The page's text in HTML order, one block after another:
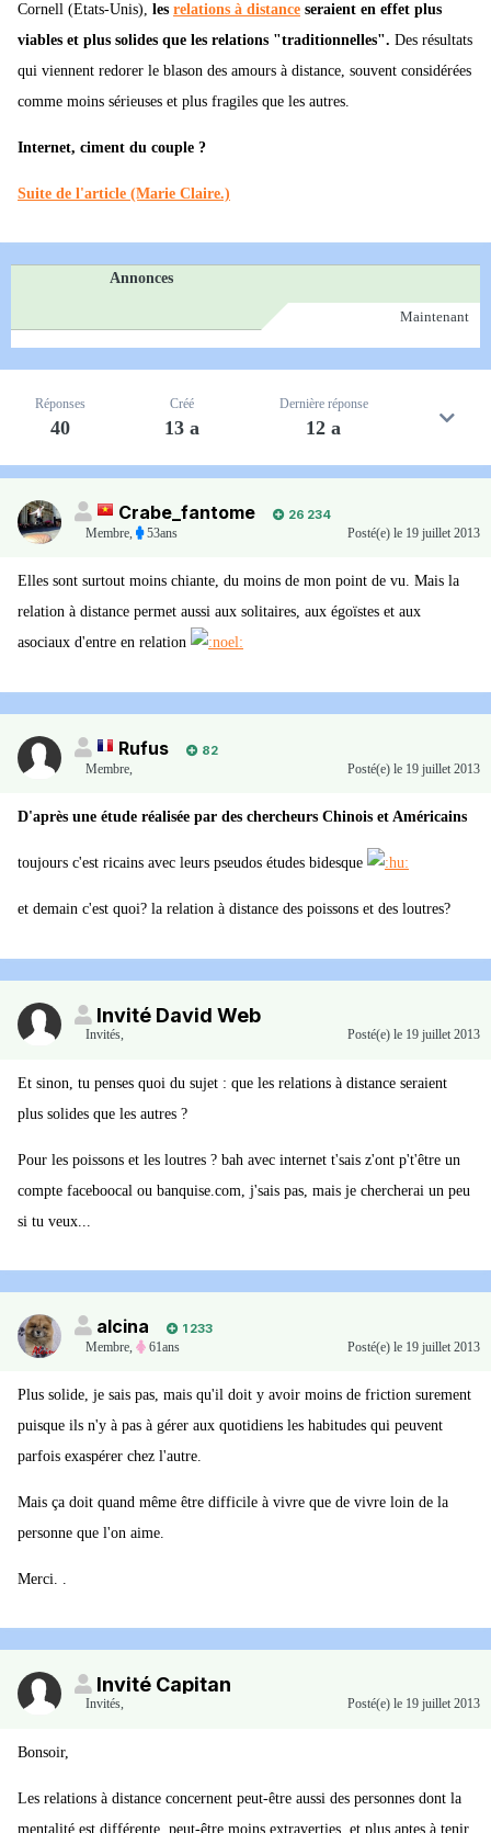
Cornell (Etats-Unis), les relations à distance seraient en effet plus
viables et plus solides que les relations "traditionnelles". Des résultats
qui viennent redorer le blason des amours à distance, souvent considérées
comme moins sérieuses et plus fragiles que les autres.
Internet, ciment du couple ?
Suite de l'article (Marie Claire.)
Annonces
Maintenant
Réponses
40
Créé
13 a
Dernière réponse
12 a
Crabe_fantome
26 234
Membre
53ans Posté(e) le 19 juillet 2013
Elles sont surtout moins chiante, du moins de mon point de vu. Mais la
relation à distance permet aussi aux solitaires, aux égoïstes et aux
asociaux d'entre en relation
Rufus
82
Membre
Posté(e) le 19 juillet 2013
D'après une étude réalisée par des chercheurs Chinois et Américains
toujours c'est ricains avec leurs pseudos études bidesque
et demain c'est quoi? la relation à distance des poissons et des loutres?
Invité David Web
Invités Posté(e) le 19 juillet 2013
Et sinon, tu penses quoi du sujet : que les relations à distance seraient
plus solides que les autres ?
Pour les poissons et les loutres ? bah avec internet t'sais z'ont p't'être un
compte faceboocal ou banquise.com, j'sais pas, mais je chercherai un peu
si tu veux...
alcina
1 233
Membre
61ans Posté(e) le 19 juillet 2013
Plus solide, je sais pas, mais qu'il doit y avoir moins de friction surement
puisque ils n'y à pas à gérer aux quotidiens les habitudes qui peuvent
parfois exaspérer chez l'autre.
Mais ça doit quand même être difficile à vivre que de vivre loin de la
personne que l'on aime.
Merci. .
Invité Capitan
Invités Posté(e) le 19 juillet 2013
Bonsoir,
Les relations à distance concernent peut-être aussi des personnes dont la
mentalité est différente, peut-être moins extraverties, et plus aptes à tenir